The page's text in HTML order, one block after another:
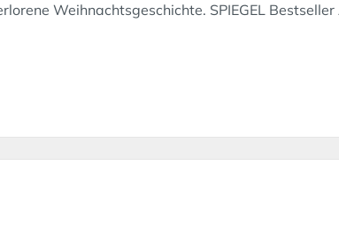
Weihnachtsgeschichte. SPIEGEL